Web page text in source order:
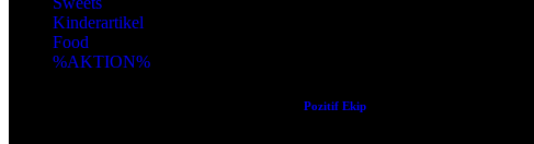
Kinderartikel
Food
%AKTION%
Pozitif Ekip